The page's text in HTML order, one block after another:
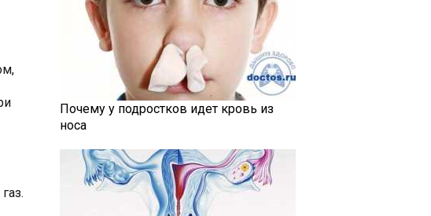
Почему у подростков идет кровь из
носа